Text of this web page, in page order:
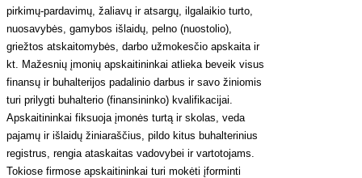
pirkimų-pardavimų, žaliavų ir atsargų, ilgalaikio turto,
nuosavybės, gamybos išlaidų, pelno (nuostolio),
griežtos atskaitomybės, darbo užmokesčio apskaita ir
kt. Mažesnių įmonių apskaitininkai atlieka beveik visus
finansų ir buhalterijos padalinio darbus ir savo žiniomis
turi prilygti buhalterio (finansininko) kvalifikacijai.
Apskaitininkai fiksuoja įmonės turtą ir skolas, veda
pajamų ir išlaidų žiniaraščius, pildo kitus buhalterinius
registrus, rengia ataskaitas vadovybei ir vartotojams.
Tokiose firmose apskaitininkai turi mokėti įforminti